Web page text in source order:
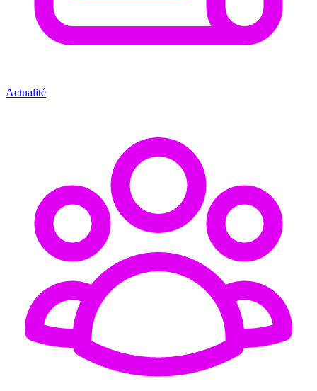
Actualité